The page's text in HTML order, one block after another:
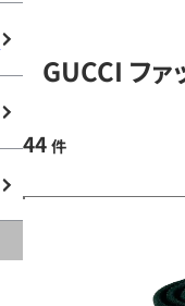
GUCCI ファ
44 件